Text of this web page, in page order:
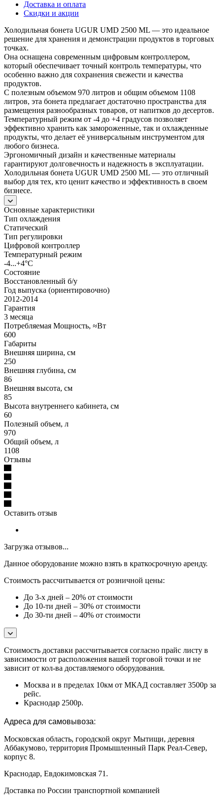
Доставка и оплата
Скидки и акции
Холодильная бонета UGUR UMD 2500 ML — это идеальное
решение для хранения и демонстрации продуктов в торговых
точках.
Она оснащена современным цифровым контроллером,
который обеспечивает точный контроль температуры, что
особенно важно для сохранения свежести и качества
продуктов.
С полезным объемом 970 литров и общим объемом 1108
литров, эта бонета предлагает достаточно пространства для
размещения разнообразных товаров, от напитков до десертов.
Температурный режим от -4 до +4 градусов позволяет
эффективно хранить как замороженные, так и охлажденные
продукты, что делает её универсальным инструментом для
любого бизнеса.
Эргономичный дизайн и качественные материалы
гарантируют долговечность и надежность в эксплуатации.
Холодильная бонета UGUR UMD 2500 ML — это отличный
выбор для тех, кто ценит качество и эффективность в своем
бизнесе.
Основные характеристики
Тип охлаждения
Статический
Тип регулировки
Цифровой контроллер
Температурный режим
-4...+4°C
Состояние
Восстановленный б/у
Год выпуска (ориентировочно)
2012-2014
Гарантия
3 месяца
Потребляемая Мощность, ≈Вт
600
Габариты
Внешняя ширина, см
250
Внешняя глубина, см
86
Внешняя высота, см
85
Высота внутреннего кабинета, см
60
Полезный объем, л
970
Общий объем, л
1108
Отзывы
Оставить отзыв
Загрузка отзывов...
Данное оборудование можно взять в краткосрочную аренду.
Стоимость рассчитывается от розничной цены:
До 3-х дней – 20% от стоимости
До 10-ти дней – 30% от стоимости
До 30-ти дней – 40% от стоимости
Стоимость доставки расcчитывается согласно прайс листу в
зависимости от расположения вашей торговой точки и не
зависит от кол-ва доставляемого оборудования.
Москва и в пределах 10км от МКАД составляет 3500р за
рейс.
Краснодар 2500р.
Адреса для самовывоза:
Московская область, городской округ Мытищи, деревня
Аббакумово, территория Промышленный Парк Реал-Север,
корпус 8.
Краснодар, Евдокимовская 71.
Доставка по России транспортной компанией